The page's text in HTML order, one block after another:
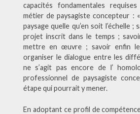
capacités fondamentales
métier de paysagiste concepteur :
paysage quelle qu’en soit l’échelle
projet inscrit dans le temps ;
mettre en œuvre ; savoir enfin le
organiser le dialogue entre les
ne s’agit pas encore de l’
professionnel de paysagiste
étape qui pourrait y mener.
En adoptant ce profil de